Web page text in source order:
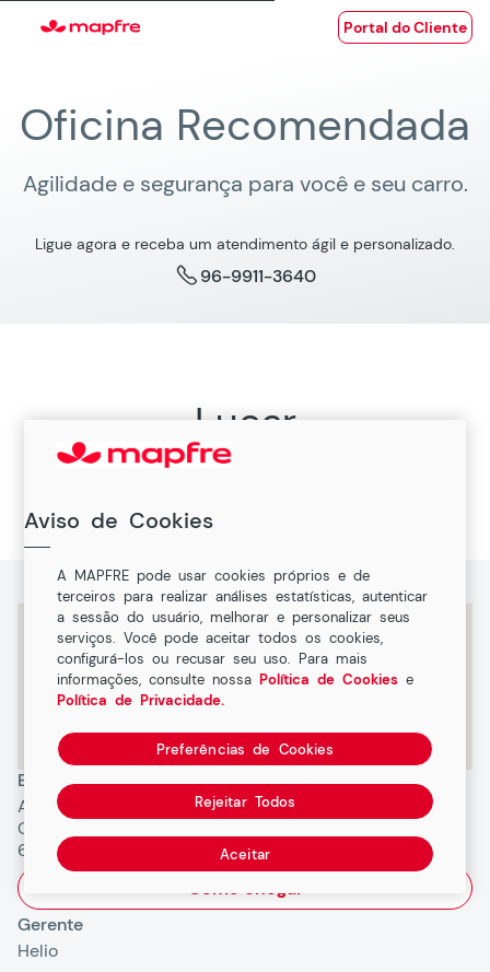
Portal do Cliente
Oficina Recomendada
Agilidade e segurança para você e seu carro.
Ligue agora e receba um atendimento ágil e personalizado.
96-9911-3640
Lucar
Oficina Recomendada MAPFRE em Santa
Endereço
Avenida Desiderio Antonio
Coelho, 1576 Santa Rita,
68901325, Macapa, AP
Como chegar
Gerente
Helio
Aviso de Cookies
A MAPFRE pode usar cookies próprios e de
terceiros para realizar análises estatísticas, autenticar
a sessão do usuário, melhorar e personalizar seus
serviços. Você pode aceitar todos os cookies,
configurá-los ou recusar seu uso. Para mais
informações, consulte nossaPolítica de Cookies e
Política de Privacidade.
Preferências de Cookies
Rejeitar Todos
Aceitar